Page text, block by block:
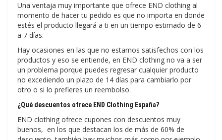
Una ventaja muy importante que ofrece END clothing al
momento de hacer tu pedido es que no importa en donde
estés el producto llegará a ti en un tiempo estimado de 6
a 7 días.
Hay ocasiones en las que no estamos satisfechos con los
productos y eso se entiende, en END clothing no va a ser
un problema porque puedes regresar cualquier producto
no excediendo un plazo de 14 días para cambiarlo por
otro o si lo prefieres un reembolso.
¿Qué descuentos ofrece END Clothing España?
END clothing ofrece cupones con descuentos muy
buenos, en los que destacan los de más de 60% de